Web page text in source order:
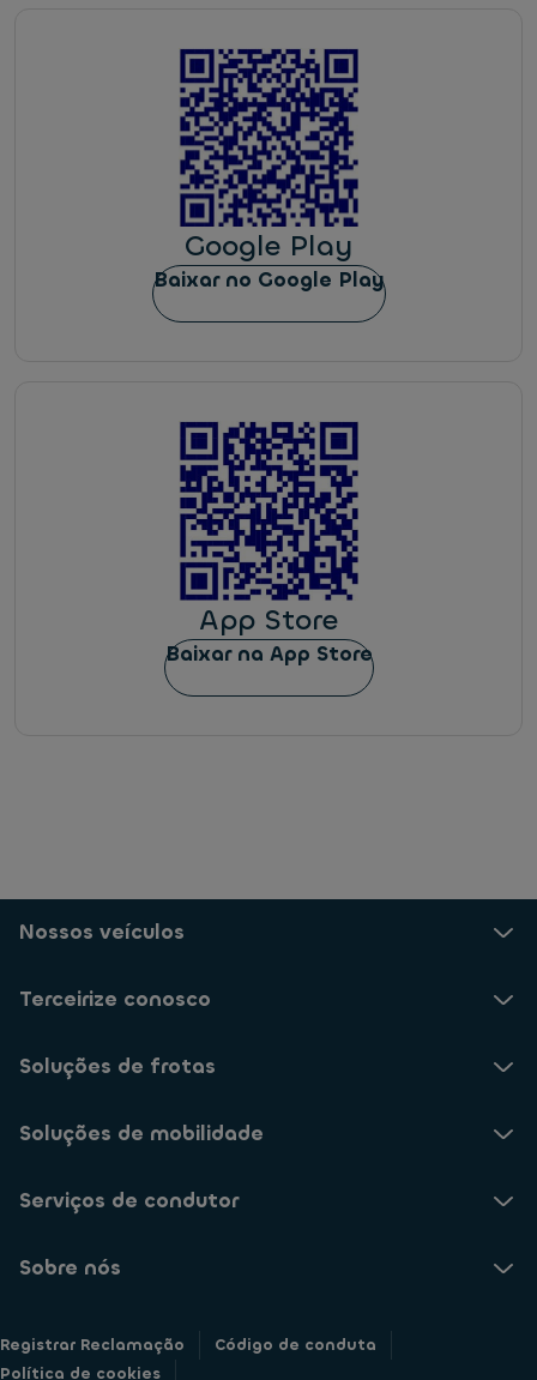
Google Play
Baixar no Google Play
App Store
Baixar na App Store
Nossos veículos
Terceirize conosco
Soluções de frotas
Soluções de mobilidade
Serviços de condutor
Sobre nós
Registrar Reclamação
Código de conduta
Política de cookies